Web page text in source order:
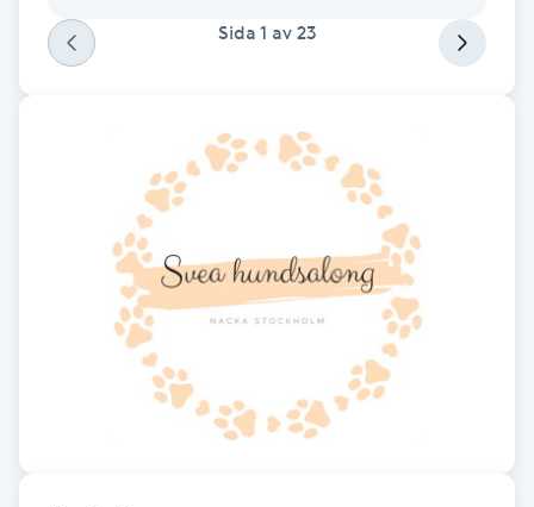
Face framing
Fet hårbotten
Fettreducering
Fibromassage
Sida 1 av 23